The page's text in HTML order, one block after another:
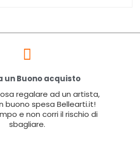
un Buono acquisto
regalare ad un artista,
buono spesa Bellearti.it!
e non corri il rischio di
sbagliare.